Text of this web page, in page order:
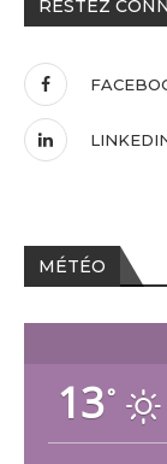
RESTEZ
MÉTÉO
13°